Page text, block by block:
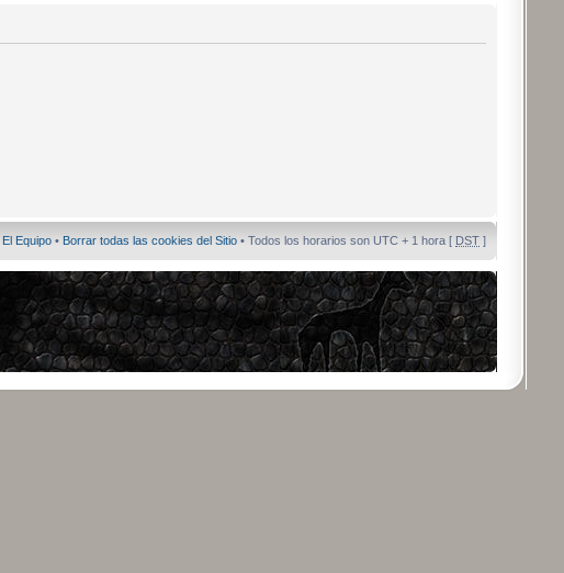
El Equipo • Borrar todas las cookies del Sitio • Todos los horarios son UTC + 1 hora [ DST ]